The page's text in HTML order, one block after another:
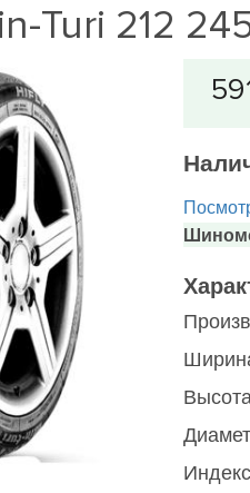
Turi 212
Высота